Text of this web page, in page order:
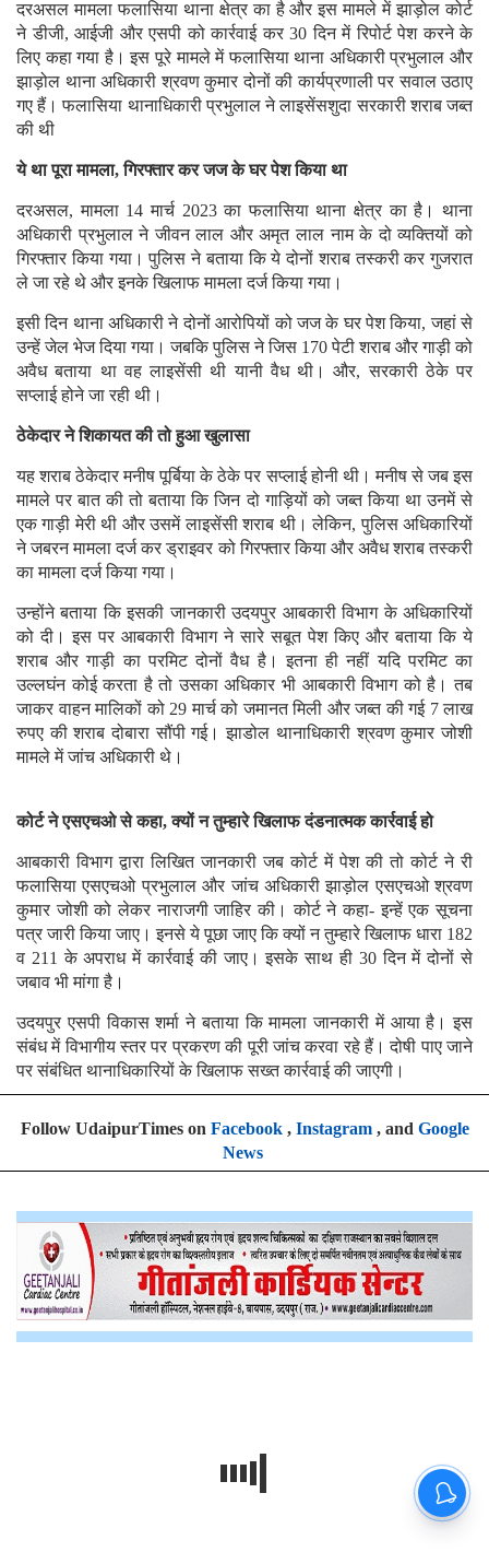
दरअसल मामला फलासिया थाना क्षेत्र का है और इस मामले में झाड़ोल कोर्ट
ने डीजी, आईजी और एसपी को कार्रवाई कर 30 दिन में रिपोर्ट पेश करने के
लिए कहा गया है। इस पूरे मामले में फलासिया थाना अधिकारी प्रभुलाल और
झाड़ोल थाना अधिकारी श्रवण कुमार दोनों की कार्यप्रणाली पर सवाल उठाए
गए हैं। फलासिया थानाधिकारी प्रभुलाल ने लाइसेंसशुदा सरकारी शराब जब्त
की थी
ये था पूरा मामला, गिरफ्तार कर जज के घर पेश किया था
दरअसल, मामला 14 मार्च 2023 का फलासिया थाना क्षेत्र का है। थाना
अधिकारी प्रभुलाल ने जीवन लाल और अमृत लाल नाम के दो व्यक्तियों को
गिरफ्तार किया गया। पुलिस ने बताया कि ये दोनों शराब तस्करी कर गुजरात
ले जा रहे थे और इनके खिलाफ मामला दर्ज किया गया।
इसी दिन थाना अधिकारी ने दोनों आरोपियों को जज के घर पेश किया, जहां से
उन्हें जेल भेज दिया गया। जबकि पुलिस ने जिस 170 पेटी शराब और गाड़ी को
अवैध बताया था वह लाइसेंसी थी यानी वैध थी। और, सरकारी ठेके पर
सप्लाई होने जा रही थी।
ठेकेदार ने शिकायत की तो हुआ खुलासा
यह शराब ठेकेदार मनीष पूर्बिया के ठेके पर सप्लाई होनी थी। मनीष से जब इस
मामले पर बात की तो बताया कि जिन दो गाड़ियों को जब्त किया था उनमें से
एक गाड़ी मेरी थी और उसमें लाइसेंसी शराब थी। लेकिन, पुलिस अधिकारियों
ने जबरन मामला दर्ज कर ड्राइवर को गिरफ्तार किया और अवैध शराब तस्करी
का मामला दर्ज किया गया।
उन्होंने बताया कि इसकी जानकारी उदयपुर आबकारी विभाग के अधिकारियों
को दी। इस पर आबकारी विभाग ने सारे सबूत पेश किए और बताया कि ये
शराब और गाड़ी का परमिट दोनों वैध है। इतना ही नहीं यदि परमिट का
उल्लघंन कोई करता है तो उसका अधिकार भी आबकारी विभाग को है। तब
जाकर वाहन मालिकों को 29 मार्च को जमानत मिली और जब्त की गई 7 लाख
रुपए की शराब दोबारा सौंपी गई। झाडोल थानाधिकारी श्रवण कुमार जोशी
मामले में जांच अधिकारी थे।
कोर्ट ने एसएचओ से कहा, क्यों न तुम्हारे खिलाफ दंडनात्मक कार्रवाई हो
आबकारी विभाग द्वारा लिखित जानकारी जब कोर्ट में पेश की तो कोर्ट ने री
फलासिया एसएचओ प्रभुलाल और जांच अधिकारी झाड़ोल एसएचओ श्रवण
कुमार जोशी को लेकर नाराजगी जाहिर की। कोर्ट ने कहा- इन्हें एक सूचना
पत्र जारी किया जाए। इनसे ये पूछा जाए कि क्यों न तुम्हारे खिलाफ धारा 182
व 211 के अपराध में कार्रवाई की जाए। इसके साथ ही 30 दिन में दोनों से
जबाव भी मांगा है।
उदयपुर एसपी विकास शर्मा ने बताया कि मामला जानकारी में आया है। इस
संबंध में विभागीय स्तर पर प्रकरण की पूरी जांच करवा रहे हैं। दोषी पाए जाने
पर संबंधित थानाधिकारियों के खिलाफ सख्त कार्रवाई की जाएगी।
Follow UdaipurTimes on Facebook, Instagram, and Google
News